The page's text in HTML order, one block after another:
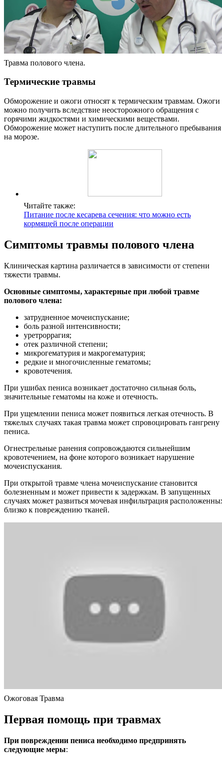
Травма полового члена.
Термические травмы
Обморожение и ожоги относят к термическим травмам. Ожоги
можно получить вследствие неосторожного обращения с
горячими жидкостями и химическими веществами.
Обморожение может наступить после длительного пребывания
на морозе.
Читайте также:
Питание после кесарева сечения: что можно есть
кормящей после операции
Симптомы травмы полового члена
Клиническая картина различается в зависимости от степени
тяжести травмы.
Основные симптомы, характерные при любой травме
полового члена:
затрудненное мочеиспускание;
боль разной интенсивности;
уретроррагия;
отек различной степени;
микрогематурия и макрогематурия;
редкие и многочисленные гематомы;
кровотечения.
При ушибах пениса возникает достаточно сильная боль,
значительные гематомы на коже и отечность.
При ущемлении пениса может появиться легкая отечность. В
тяжелых случаях такая травма может спровоцировать гангрену
пениса.
Огнестрельные ранения сопровождаются сильнейшим
кровотечением, на фоне которого возникает нарушение
мочеиспускания.
При открытой травме члена мочеиспускание становится
болезненным и может привести к задержкам. В запущенных
случаях может развиться мочевая инфильтрация
близко к повреждению тканей.
Ожоговая Травма
Первая помощь при травмах
При повреждении пениса необходимо предпринять
следующие меры: